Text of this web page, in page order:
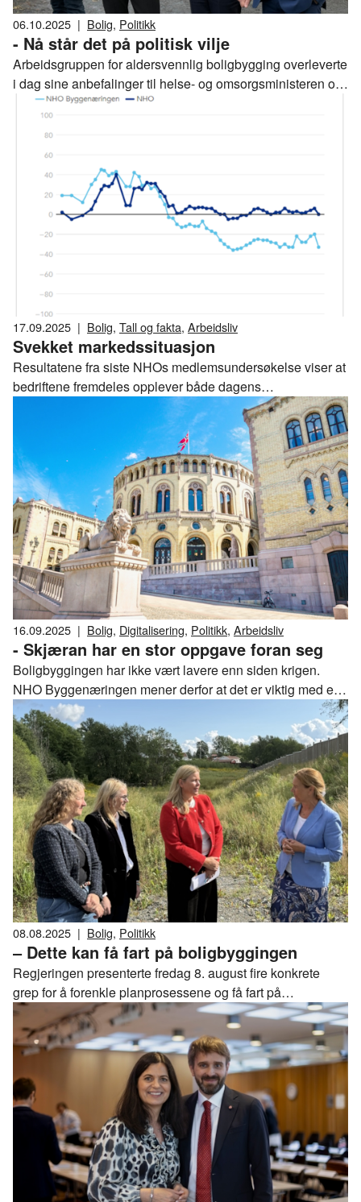
06.10.2025 | Bolig, Politikk
- Nå står det på politisk vilje
Arbeidsgruppen for aldersvennlig boligbygging overleverte
i dag sine anbefalinger til helse- og omsorgsministeren og
kommunal- og distriktsministeren på OBOS sitt prosjekt på
Rødtvet. NHO Byggenæringen har deltatt aktivt i arbeidet,
og direktør Nina Solli mener rapporten nå må følges opp
med konkrete tiltak.
17.09.2025 | Bolig, Tall og fakta, Arbeidsliv
Svekket markedssituasjon
Resultatene fra siste NHOs medlemsundersøkelse viser at
bedriftene fremdeles opplever både dagens
markedssituasjon og markedsutsiktene som svært
16.09.2025 | Bolig, Digitalisering, Politikk, Arbeidsliv
- Skjæran har en stor oppgave foran seg
Boligbyggingen har ikke vært lavere enn siden krigen.
NHO Byggenæringen mener derfor at det er viktig med en
handlekraftig kommunalminister.
08.08.2025 | Bolig, Politikk
– Dette kan få fart på boligbyggingen
Regjeringen presenterte fredag 8. august fire konkrete
grep for å forenkle planprosessene og få fart på
boligbyggingen. Tiltakene er en direkte oppfølging av
anbefalingene fra arbeidsgruppen ledet av NHO
Byggenæringen, som før sommeren foreslo 72 tiltak for å
gjøre plan- og byggesaksprosessen raskere og mer
effektiv.